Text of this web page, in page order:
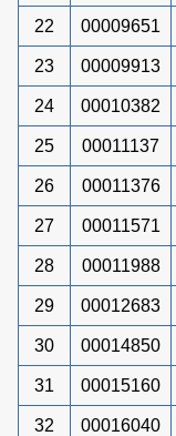
22 00009651
23 00009913
24 00010382
25 00011137
26 00011376
27 00011571
28 00011988
29 00012683
30 00014850
31 00015160
32 00016040